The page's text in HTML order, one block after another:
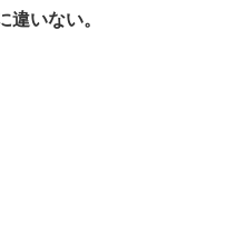
違いない。